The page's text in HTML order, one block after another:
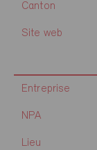
Canton
Site web
Entreprise
NPA
Lieu